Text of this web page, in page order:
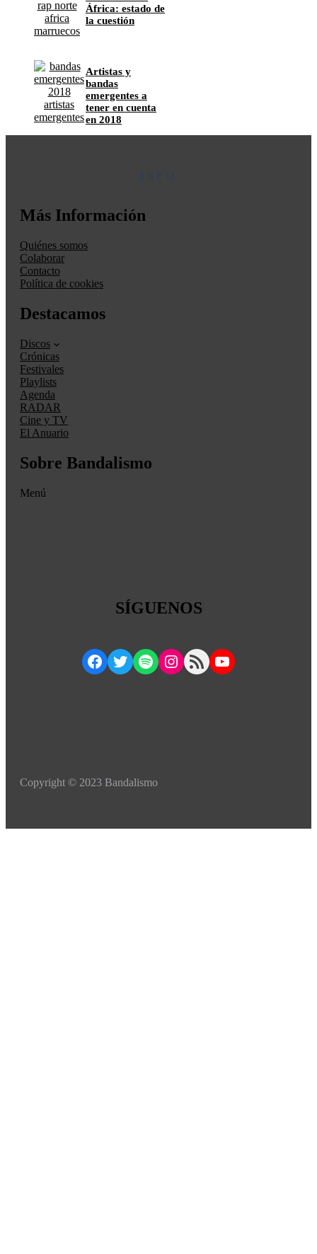
África: estado de
la cuestión
Artistas y
bandas
emergentes a
tener en cuenta
en 2018
Más Información
Quiénes somos
Colaborar
Contacto
Política de cookies
Destacamos
Discos
Crónicas
Festivales
Playlists
Agenda
RADAR
Cine y TV
El Anuario
Sobre Bandalismo
Menú
SÍGUENOS
Facebook
TwitterSpotifyInstagram
RSS FeedYouTube
Copyright © 2023 Bandalismo